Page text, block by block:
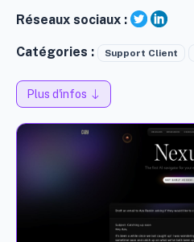
Réseaux sociaux :
Catégories : Support Client
Plus d'infos